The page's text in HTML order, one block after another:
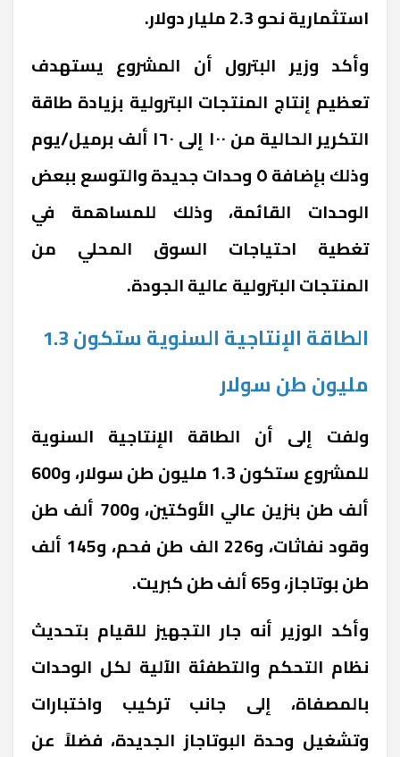
استثمارية نحو 2.3 مليار دولار.
وأكد وزير البترول أن المشروع يستهدف
تعظيم إنتاج المنتجات البترولية بزيادة طاقة
التكرير الحالية من ١٠٠ إلى ١٦٠ ألف برميل/يوم
وذلك بإضافة ٥ وحدات جديدة والتوسع ببعض
الوحدات القائمة، وذلك للمساهمة في
تغطية احتياجات السوق المحلي من
المنتجات البترولية عالية الجودة.
الطاقة الإنتاجية السنوية ستكون 1.3
مليون طن سولار
ولفت إلى أن الطاقة الإنتاجية السنوية
للمشروع ستكون 1.3 مليون طن سولار، و600
ألف طن بنزين عالي الأوكتين، و700 ألف طن
وقود نفاثات، و226 الف طن فحم، و145 ألف
طن بوتاجاز، و65 ألف طن كبريت.
وأكد الوزير أنه جار التجهيز للقيام بتحديث
نظام التحكم والتطفئة الآلية لكل الوحدات
بالمصفاة، إلى جانب تركيب واختبارات
وتشغيل وحدة البوتاجاز الجديدة، فضلاً عن